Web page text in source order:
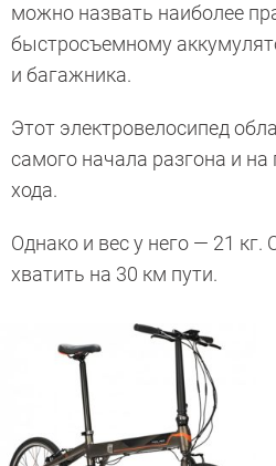
можно назвать наиболее
быстросъемному
и багажника.
Этот электровелосипед
самого начала разгона и
хода.
Однако и вес у него — 21
хватить на 30 км пути.